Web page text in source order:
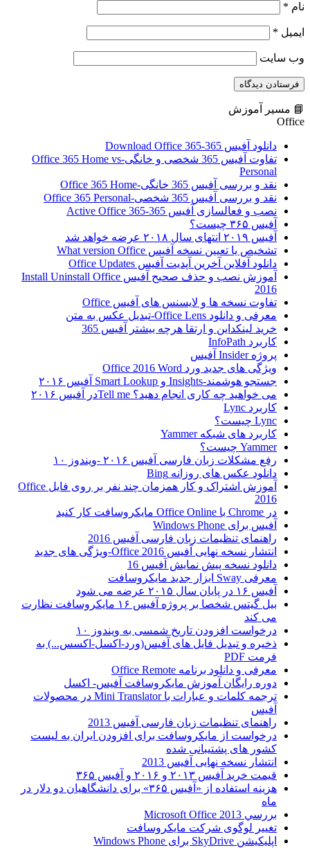
نام *
ایمیل *
وب‌ سایت
📘 مسیر آموزش
Office
دانلود آفیس 365-Download Office 365
تفاوت آفیس 365 شخصی و خانگی-Office 365 Home vs
Personal
نقد و بررسی آفیس 365 خانگی-Office 365 Home
نقد و بررسی آفیس 365 شخصی-Office 365 Personal
نصب و فعالسازی آفیس 365-Active Office 365
آفیس ۳۶۵ چیست؟
آفیس ۲۰۱۹ انتهای سال ۲۰۱۸ عرضه خواهد شد
تشخیص یا تعیین نسخه آفیس What version Office
دانلود آفلاین آخرین آپدیت آفیس Office Updates
آموزش نصب و حذف صحیح آفیس Install Uninstall Office
2016
تفاوت نسخه ها و لایسنس های آفیس Office
معرفی و دانلود Office Lens-تبدیل عکس به متن
خرید لینکداین و ارتقا هرچه بیشتر آفیس 365
کاربرد InfoPath
پروژه Insider آفیس
ویژگی های جدید ورد Office 2016 Word
جستجو هوشمند-Insights و Smart Lookup آفیس ۲۰۱۶
می خواهید چه کاری انجام دهید؟ Tell meدر آفیس ۲۰۱۶
کاربرد Lync
Lync چیست؟
کاربرد های شبکه Yammer
Yammer چیست؟
رفع مشکلات زبان فارسی آفیس ۲۰۱۶ -ویندوز ۱۰
دانلود عکس های روزانه Bing
آموزش اشتراک و کار همزمان چند نفر بر روی فایل Office
2016
در Chrome با Office Online مایکروسافت کار کنید
آفیس برای Windows Phone
راهنمای تنظیمات زبان فارسی آفیس 2016
انتشار نسخه نهایی آفیس Office 2016-ویژگی های جدید
دانلود نسخه پیش نمایش آفیس 16
معرفی Sway ابزار جدید مایکروسافت
آفیس ۱۶ در پایان سال ۲۰۱۵ عرضه می شود
بیل گیتس شخصا بر پروژه آفیس ۱۶ مایکروسافت نظارت
می کند
درخواست افزودن تاریخ شمسی به ویندوز ۱۰
ذخیره و تبدیل فایل های آفیس(ورد-اکسل-اکسس...) به
فرمت PDF
معرفی و دانلود برنامه Office Remote
دوره رایگان آموزش مایکروسافت آفیس- اکسل
ترجمه کلمات و عبارات با Mini Translator در محصولات
آفیس
راهنمای تنظیمات زبان فارسی آفیس 2013
درخواست از مایکروسافت برای افزودن ایران به لیست
کشور های پشتیبانی شده
انتشار نسخه نهایی آفیس 2013
قیمت خرید آفیس ۲۰۱۳ و ۲۰۱۶ و آفیس ۳۶۵
هزینه استفاده از «آفیس ۳۶۵» برای دانشگاهیان دو دلار در
ماه
بررسي Microsoft Office 2013
تغییر لوگوی شرکت مایکروسافت
اپلیکیشن SkyDrive برای Windows Phone